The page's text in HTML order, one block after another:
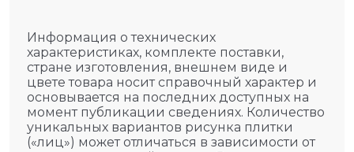
Информация о технических
характеристиках, комплекте поставки,
стране изготовления, внешнем виде и
цвете товара носит справочный характер и
основывается на последних доступных на
момент публикации сведениях. Количество
уникальных вариантов рисунка плитки
(«лиц») может отличаться в зависимости от